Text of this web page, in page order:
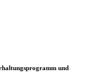
und